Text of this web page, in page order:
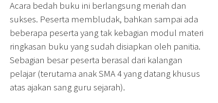
Acara bedah buku ini berlangsung meriah dan
sukses. Peserta membludak, bahkan sampai ada
beberapa peserta yang tak kebagian modul materi
ringkasan buku yang sudah disiapkan oleh panitia.
Sebagian besar peserta berasal dari kalangan
pelajar (terutama anak SMA 4 yang datang khusus
atas ajakan sang guru sejarah).